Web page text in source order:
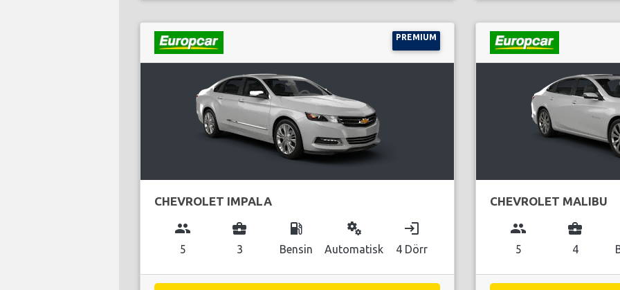
PREMIUM
CHEVROLET IMPALA
group
5
business_center
3
local_gas_station
Bensin
miscellaneous_services
Automatisk
login
4 Dörr
CHEVROLET MALIBU
group
5
business_center
4